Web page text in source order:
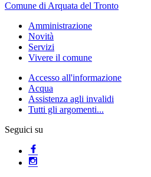
Comune di Arquata del Tronto
Amministrazione
Novità
Servizi
Vivere il comune
Accesso all'informazione
Acqua
Assistenza agli invalidi
Tutti gli argomenti...
Seguici su